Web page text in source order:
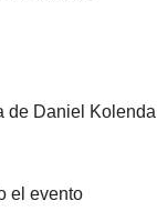
de Daniel Kolenda
el evento